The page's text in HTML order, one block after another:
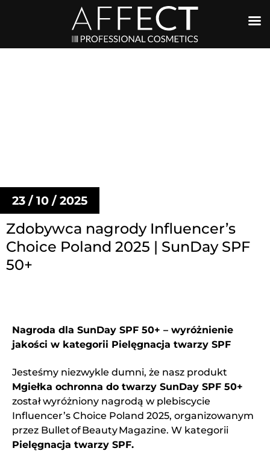
23 / 10 / 2025
Zdobywca nagrody Influencer’s
Choice Poland 2025 | SunDay SPF
50+
Nagroda dla SunDay SPF 50+ – wyróżnienie
jakości w kategorii Pielęgnacja twarzy SPF
Jesteśmy niezwykle dumni, że nasz produkt
Mgiełka ochronna do twarzy SunDay SPF 50+
został wyróżniony nagrodą w plebiscycie
Influencer’s Choice Poland 2025, organizowanym
przez Bullet of Beauty Magazine. W kategorii
Pielęgnacja twarzy SPF.